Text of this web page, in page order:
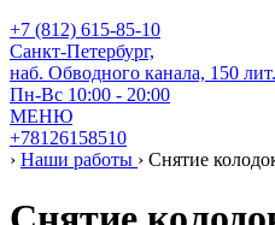
+7 (812) 615-85-10
Санкт-Петербург,
наб. Обводного канала, 150
Пн-Вс 10:00 - 20:00
МЕНЮ
+78126158510
› Наши работы › Снятие